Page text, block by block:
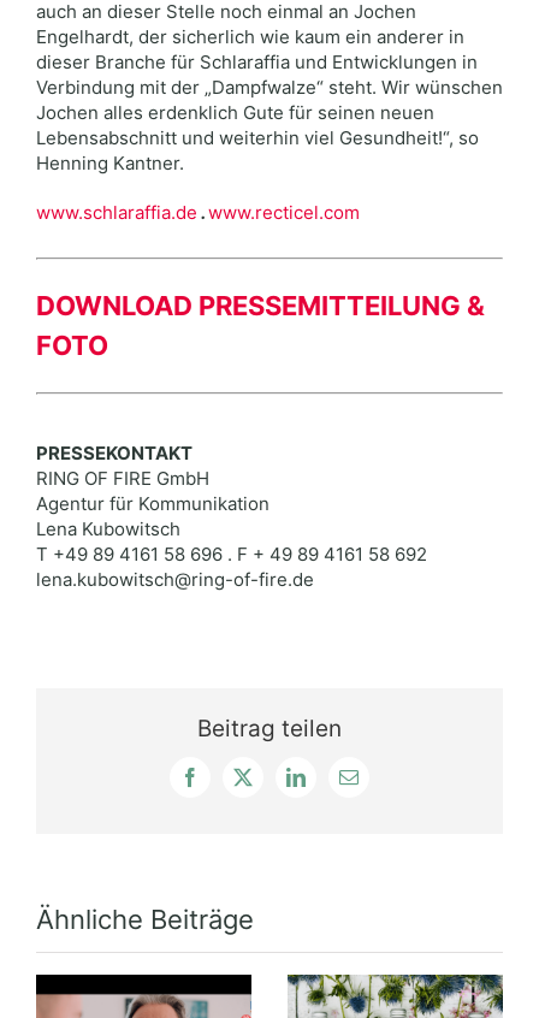
auch an dieser Stelle noch einmal an Jochen
Engelhardt, der sicherlich wie kaum ein anderer in
dieser Branche für Schlaraffia und Entwicklungen in
Verbindung mit der „Dampfwalze“ steht. Wir wünschen
Jochen alles erdenklich Gute für seinen neuen
Lebensabschnitt und weiterhin viel Gesundheit!“, so
Henning Kantner.
www.schlaraffia.de .www.recticel.com
DOWNLOAD PRESSEMITTEILUNG &
FOTO
PRESSEKONTAKT
RING OF FIRE GmbH
Agentur für Kommunikation
Lena Kubowitsch
T +49 89 4161 58 696 . F + 49 89 4161 58 692
lena.kubowitsch@ring-of-fire.de
Beitrag teilen
Facebook
X LinkedIn
E-
Ähnliche Beiträge